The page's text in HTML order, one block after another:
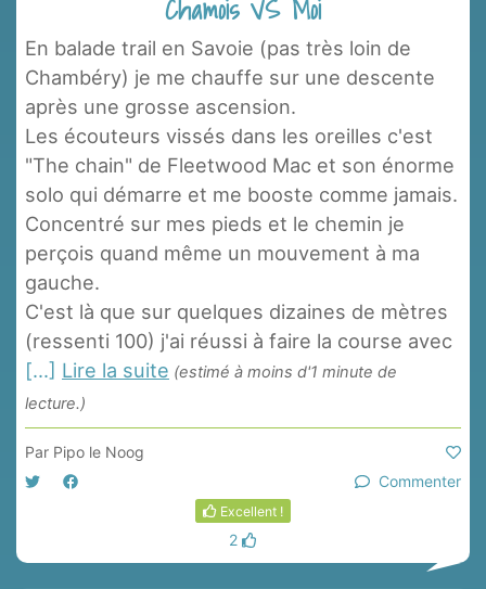
Chamois VS Moi
En balade trail en Savoie (pas très loin de
Chambéry) je me chauffe sur une descente
après une grosse ascension.
Les écouteurs vissés dans les oreilles c'est
"The chain" de Fleetwood Mac et son énorme
solo qui démarre et me booste comme jamais.
Concentré sur mes pieds et le chemin je
perçois quand même un mouvement à ma
gauche.
C'est là que sur quelques dizaines de mètres
(ressenti 100) j'ai réussi à faire la course avec
[...] Lire la suite (estimé à moins d'1 minute de
lecture.)
Par Pipo le Noog
Commenter
Excellent !
2